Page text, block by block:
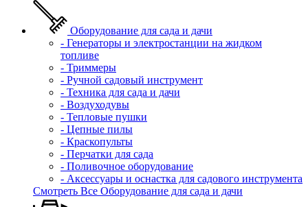
Оборудование для сада и дачи
- Генераторы и электростанции на жидком
топливе
- Триммеры
- Ручной садовый инструмент
- Техника для сада и дачи
- Воздуходувы
- Тепловые пушки
- Цепные пилы
- Краскопульты
- Перчатки для сада
- Поливочное оборудование
- Аксессуары и оснастка для садового инструмента
Смотреть Все Оборудование для сада и дачи